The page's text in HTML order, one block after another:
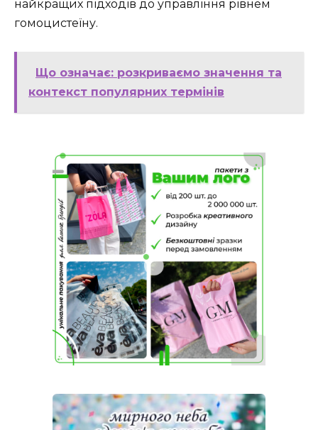
найкращих підходів до управління рівнем
гомоцистеїну.
Що означає: розкриваємо значення та
контекст популярних термінів